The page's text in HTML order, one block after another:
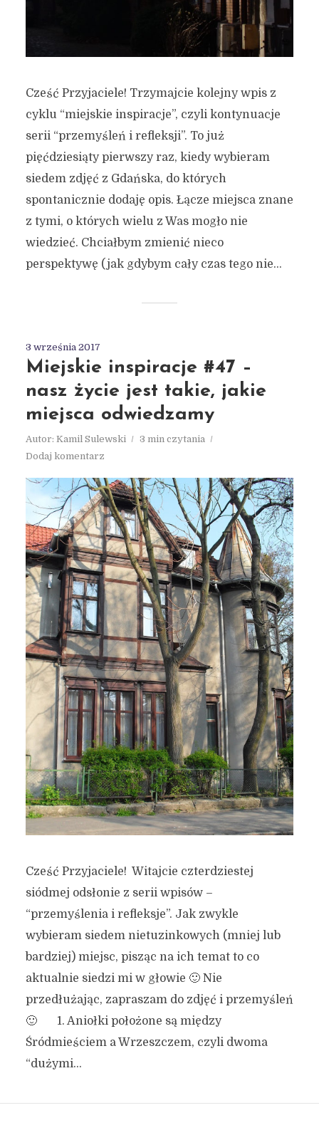
Cześć Przyjaciele! Trzymajcie kolejny wpis z
cyklu “miejskie inspiracje”, czyli kontynuacje
serii “przemyśleń i refleksji”. To już
pięćdziesiąty pierwszy raz, kiedy wybieram
siedem zdjęć z Gdańska, do których
spontanicznie dodaję opis. Łącze miejsca znane
z tymi, o których wielu z Was mogło nie
wiedzieć. Chciałbym zmienić nieco
perspektywę (jak gdybym cały czas tego nie...
3 września 2017
Miejskie inspiracje #47 –
nasz życie jest takie, jakie
miejsca odwiedzamy
Autor: Kamil Sulewski
3 min czytania
Dodaj komentarz
Cześć Przyjaciele! Witajcie czterdziestej
siódmej odsłonie z serii wpisów –
“przemyślenia i refleksje”. Jak zwykle
wybieram siedem nietuzinkowych (mniej lub
bardziej) miejsc, pisząc na ich temat to co
aktualnie siedzi mi w głowie 🙂 Nie
przedłużając, zapraszam do zdjęć i przemyśleń
🙂 1. Aniołki położone są między
Śródmieściem a Wrzeszczem, czyli dwoma
“dużymi...